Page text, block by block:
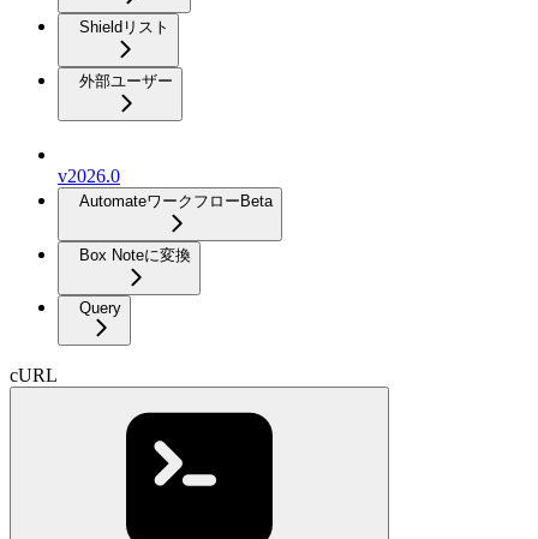
Shieldリスト
外部ユーザー
v2026.0
Automateワークフロー Beta
Box Noteに変換
Query
cURL